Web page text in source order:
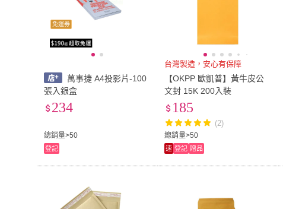
免運券
萬事捷 A4投影片-100
張入銀盒
總銷量>50
234
登記
台灣製造，安心有保障
【OKPP 歐凱普】黃牛皮公
文封 15K 200入裝
總銷量>50
185
(2)
速 登記 贈品